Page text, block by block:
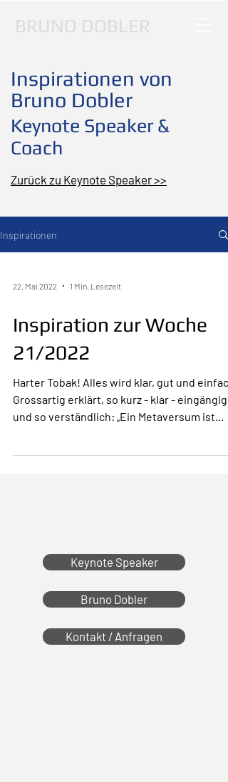
BRUNO DOBLER
Inspirationen von
Bruno Dobler
Keynote Speaker &
Coach
Zurück zu Keynote Speaker >>
Inspirationen
22. Mai 2022 1 Min. Lesezeit
Inspiration zur Woche
21/2022
Harter Tobak! Alles wird klar, gut und
Grossartig erklärt, so kurz - klar - eingängig
und so verständlich: „Ein Metaversum ist...
Keynote Speaker
Bruno Dobler
Kontakt / Anfragen